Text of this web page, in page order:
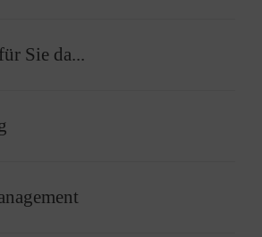
Sie da...
halten einen
besetzten Bereitschafts-
Stade alarmiert wird. Im
legen wir auf regelmäßige
ehrenamtlichen